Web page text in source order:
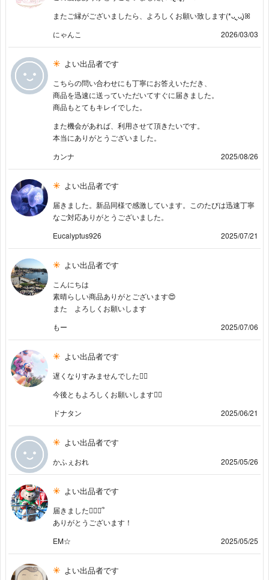
またご縁がございましたら、よろしくお願い致します(*ᴗ͈ˬᴗ͈)ꕤ
にゃんこ
2026/03/03
よい出品者です
こちらの問い合わせにも丁寧にお答えいただき、
商品を迅速に送っていただいてすぐに届きました。
商品もとてもキレイでした。
また機会があれば、利用させて頂きたいです。
本当にありがとうございました。
カンナ
2025/08/26
よい出品者です
届きました。新品同様で感激しています。このたびは迅速丁寧
なご対応ありがとうございました。
Eucalyptus926
2025/07/21
よい出品者です
こんにちは
素晴らしい商品ありがとございます😍
また よろしくお願いします
もー
2025/07/06
よい出品者です
遅くなりすみませんでした🙇‍♀️
今後ともよろしくお願いします🙇‍♀️
ドナタン
2025/06/21
よい出品者です
かふぇおれ 2025/05/26
よい出品者です
届きました🙇🏻‍♀️՞
ありがとうございます！
EM☆
2025/05/25
よい出品者です